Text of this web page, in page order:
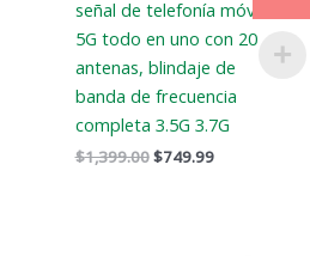
señal de telefonía móvil
5G todo en uno con 20
antenas, blindaje de
banda de frecuencia
completa 3.5G 3.7G
$1,399.00$749.99